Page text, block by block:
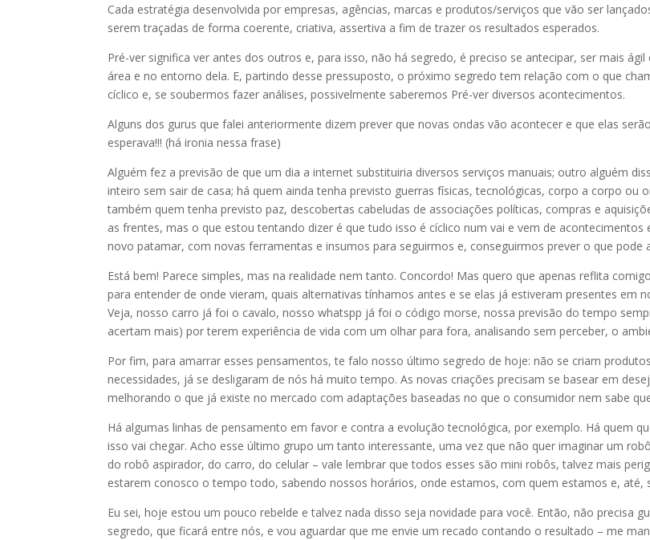
Cada estratégia desenvolvida por empresas, agências, marcas e produtos/serviços que vão ser
serem traçadas de forma coerente, criativa, assertiva a fim de trazer os resultados esperados.
Pré-ver significa ver antes dos outros e, para isso, não há segredo, é preciso se antecipar, ser mais
área e no entorno dela. E, partindo desse pressuposto, o próximo segredo tem relação com o que
cíclico e, se soubermos fazer análises, possivelmente saberemos Pré-ver diversos acontecimentos.
Alguns dos gurus que falei anteriormente dizem prever que novas ondas vão acontecer e que elas
esperava!!! (há ironia nessa frase)
Alguém fez a previsão de que um dia a internet substituiria diversos serviços manuais; outro alguém
inteiro sem sair de casa; há quem ainda tenha previsto guerras físicas, tecnológicas, corpo a corpo ou
também quem tenha previsto paz, descobertas cabeludas de associações políticas, compras e
as frentes, mas o que estou tentando dizer é que tudo isso é cíclico num vai e vem de
novo patamar, com novas ferramentas e insumos para seguirmos e, conseguirmos prever o que pode
Está bem! Parece simples, mas na realidade nem tanto. Concordo! Mas quero que apenas reflita
para entender de onde vieram, quais alternativas tínhamos antes e se elas já estiveram presentes
Veja, nosso carro já foi o cavalo, nosso whatspp já foi o código morse, nossa previsão do tempo
acertam mais) por terem experiência de vida com um olhar para fora, analisando sem perceber, o
Por fim, para amarrar esses pensamentos, te falo nosso último segredo de hoje: não se criam
necessidades, já se desligaram de nós há muito tempo. As novas criações precisam se basear em
melhorando o que já existe no mercado com adaptações baseadas no que o consumidor nem sabe
Há algumas linhas de pensamento em favor e contra a evolução tecnológica, por exemplo. Há quem
isso vai chegar. Acho esse último grupo um tanto interessante, uma vez que não quer imaginar um
do robô aspirador, do carro, do celular – vale lembrar que todos esses são mini robôs, talvez mais
estarem conosco o tempo todo, sabendo nossos horários, onde estamos, com quem estamos e, até,
Eu sei, hoje estou um pouco rebelde e talvez nada disso seja novidade para você. Então, não precisa
segredo, que ficará entre nós, e vou aguardar que me envie um recado contando o resultado – me